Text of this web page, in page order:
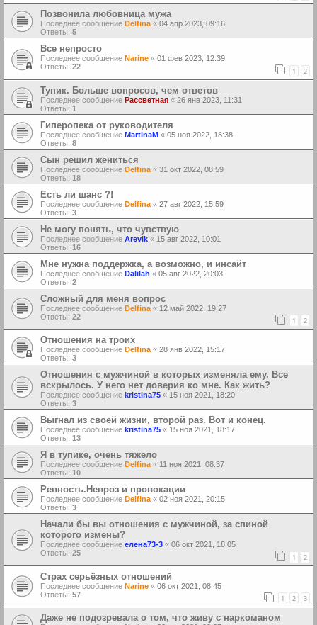
Позвонила любовница мужа
Последнее сообщение Delfina « 04 апр 2023, 09:16
Ответы: 5
Все непросто
Последнее сообщение Narine « 01 фев 2023, 12:39
Ответы: 22 1 2
Тупик. Больше вопросов, чем ответов
Последнее сообщение Рассветная « 26 янв 2023, 11:31
Ответы: 1
Гиперопека от руководителя
Последнее сообщение MartinaM « 05 ноя 2022, 18:38
Ответы: 8
Сын решил жениться
Последнее сообщение Delfina « 31 окт 2022, 08:59
Ответы: 18
Есть ли шанс ?!
Последнее сообщение Delfina « 27 авг 2022, 15:59
Ответы: 3
Не могу понять, что чувствую
Последнее сообщение Arevik « 15 авг 2022, 10:01
Ответы: 16
Мне нужна поддержка, а возможно, и инсайт
Последнее сообщение Dalilah « 05 авг 2022, 20:03
Ответы: 2
Сложный для меня вопрос
Последнее сообщение Delfina « 12 май 2022, 19:27
Ответы: 22 1 2
Отношения на троих
Последнее сообщение Delfina « 28 янв 2022, 15:17
Ответы: 3
Отношения с мужчиной в которых изменяла ему. Все
вскрылось. У него нет доверия ко мне. Как жить?
Последнее сообщение kristina75 « 15 ноя 2021, 18:20
Ответы: 3
Выгнал из своей жизни, второй раз. Вот и конец.
Последнее сообщение kristina75 « 15 ноя 2021, 18:17
Ответы: 13
Я в тупике, очень тяжело
Последнее сообщение Delfina « 11 ноя 2021, 08:37
Ответы: 10
Ревность.Невроз и провокации
Последнее сообщение Delfina « 02 ноя 2021, 20:15
Ответы: 3
Начали бы вы отношения с мужчиной, за спиной
которого измены?
Последнее сообщение елена73-3 « 06 окт 2021, 18:05
Ответы: 25 1 2
Страх серьёзных отношений
Последнее сообщение Narine « 06 окт 2021, 08:45
Ответы: 57 1 2 3
Даже не подозревала о том, что живу с наркоманом